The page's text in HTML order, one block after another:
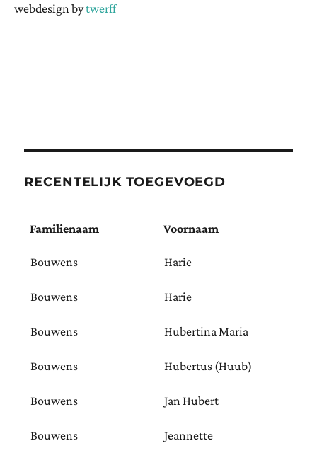
webdesign bytwerff
RECENTELIJK TOEGEVOEGD
Familienaam Voornaam
Bouwens Harie
Bouwens Harie
Bouwens Hubertina Maria
Bouwens Hubertus (Huub)
Bouwens Jan Hubert
Bouwens Jeannette